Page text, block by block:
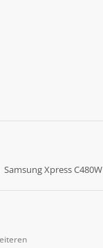
Samsung Xpress C480W